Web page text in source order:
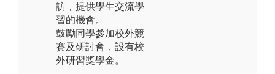
訪，提供學生交流學
習的機會。
鼓勵同學參加校外競
賽及研討會，設有校
外研習獎學金。